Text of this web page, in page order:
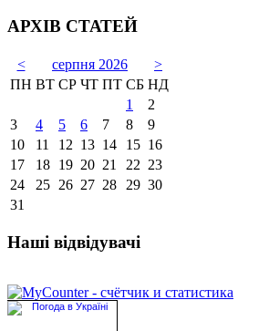
АРХІВ СТАТЕЙ
< серпня 2026
>
ПН ВТ СР ЧТ ПТ СБ НД
1
2
3
4 5 6 7 8
9
10
11 12 13 14 15 16
17
18 19 20 21 22 23
24
25 26 27 28 29 30
31
Наші відвідувачі